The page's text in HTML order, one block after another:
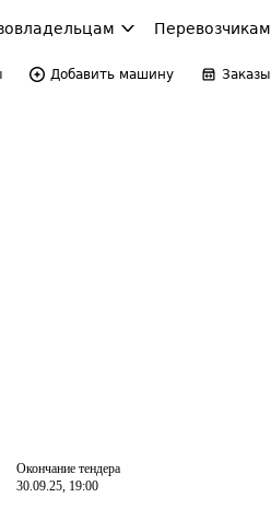
Перевозчикам
Добавить машину Заказы
Окончание тендера
30.09.25, 19:00